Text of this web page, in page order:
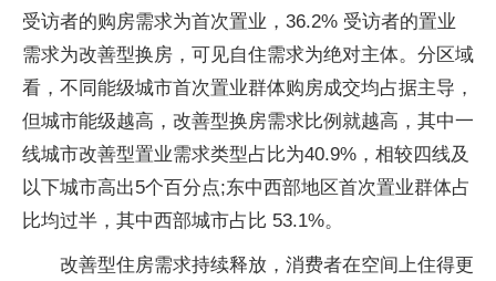
受访者的购房需求为首次置业，36.2% 受访者的置业
需求为改善型换房，可见自住需求为绝对主体。分区域
看，不同能级城市首次置业群体购房成交均占据主导，
但城市能级越高，改善型换房需求比例就越高，其中一
线城市改善型置业需求类型占比为40.9%，相较四线及
以下城市高出5个百分点;东中西部地区首次置业群体占
比均过半，其中西部城市占比 53.1%。
改善型住房需求持续释放，消费者在空间上住得更